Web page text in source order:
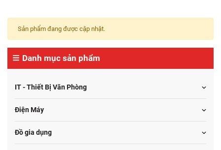
Danh mục sản phẩm
IT - Thiết Bị Văn Phòng
Điện Máy
Đồ gia dụng
Sản phẩm đang được cập nhật.